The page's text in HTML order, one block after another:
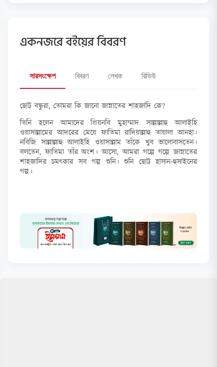
একনজরে বইয়ের বিবরণ
সারসংক্ষেপ বিবরণ লেখক রিভিউ
ছোট্ট বন্ধুরা, তোমরা কি জানো জান্নাতের শাহজাদি কে?
তিনি হলেন আমাদের প্রিয়নবি মুহাম্মাদ সাল্লাল্লাহু আলাইহি
ওয়াসাল্লামের আদরের মেয়ে ফাতিমা রাদিয়াল্লাহু তায়ালা আনহা।
নবিজি সাল্লাল্লাহু আলাইহি ওয়াসাল্লাম তাঁকে খুব ভালোবাসতেন।
বলতেন, ফাতিমা তাঁর অংশ। আসো, আমরা গল্পে গল্পে জান্নাতের
শাহজাদির চমৎকার সব গল্প শুনি। শুনি ছোট্ট হাসান-হুসাইনের
গল্প।